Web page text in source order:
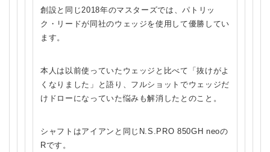
創設と同じ2018年のマスターズでは、パトリッ
ク・リードが同社のウェッジを使用して優勝してい
ます。
本人は以前使っていたウェッジと比べて「抜けがよ
くなりました」と語り、フルショットでウェッジだ
けドローになっていた悩みも解消したとのこと。
シャフトはアイアンと同じN.S.PRO 850GH neoの
Rです。